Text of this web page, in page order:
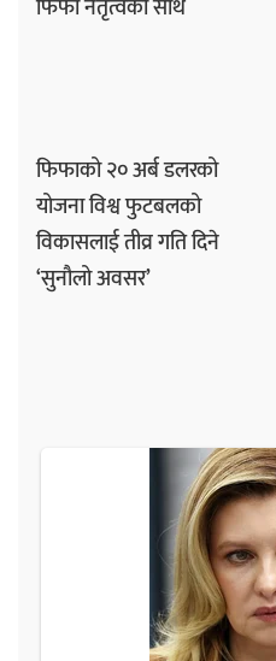
फिफा नेतृत्वको साथ
फिफाको २० अर्ब डलरको
योजना विश्व फुटबलको
विकासलाई तीव्र गति दिने
‘सुनौलो अवसर’